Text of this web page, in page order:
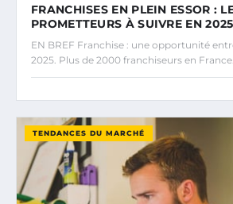
FRANCHISES EN PLEIN ESSOR :
PROMETTEURS À SUIVRE EN 2025
EN BREF Franchise : une opportunité
2025. Plus de 2000 franchiseurs en France.
TENDANCES DU MARCHÉ